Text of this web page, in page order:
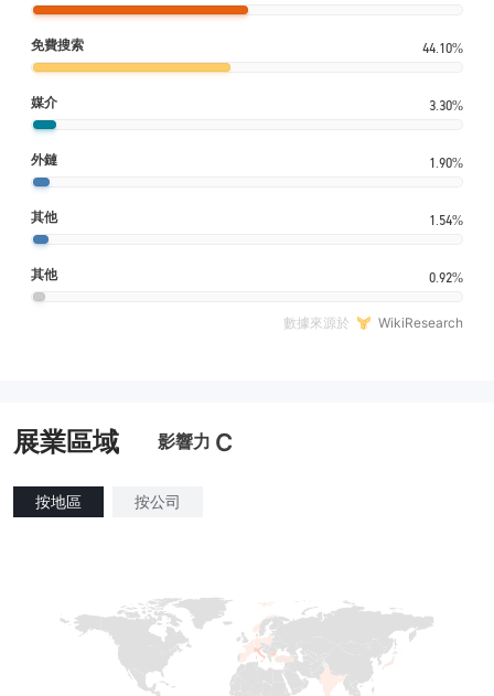
免費搜索 44.10%
媒介 3.30%
外鏈 1.90%
其他 1.54%
其他 0.92%
數據來源於 WikiResearch
展業區域 影響力 C
按地區 按公司